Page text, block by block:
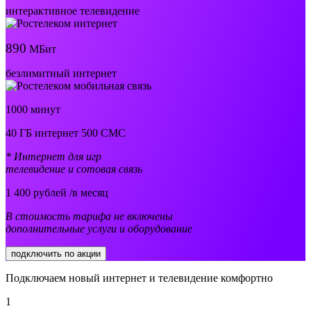
интерактивное телевидение
890 МБит
безлимитный интернет
1000 минут
40 ГБ интернет 500 СМС
* Интернет для игр
телевидение и сотовая связь
1 400 рублей /в месяц
В стоимость тарифа не включены
дополнительные услуги и оборудование
подключить по акции
Подключаем новый интернет и телевидение комфортно
1